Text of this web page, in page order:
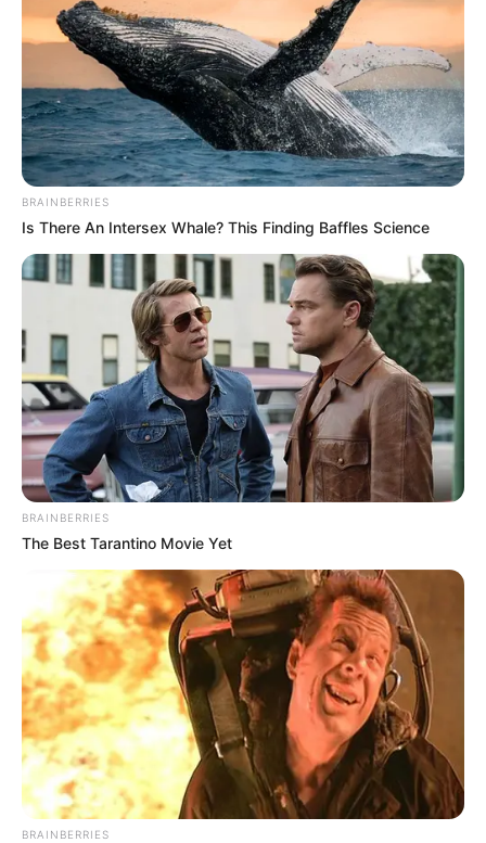
BRAINBERRIES
Is There An Intersex Whale? This Finding Baffles Science
BRAINBERRIES
The Best Tarantino Movie Yet
BRAINBERRIES